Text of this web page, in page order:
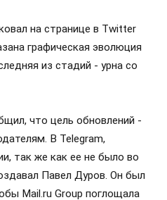
на странице в Twitter
графическая эволюция
из стадий - урна со
что цель обновлений -
В Telegram,
так же как ее не было во
Павел Дуров. Он был
Mail.ru Group поглощала